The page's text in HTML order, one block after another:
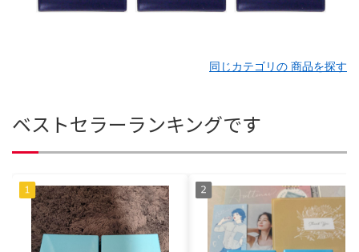
同じカテゴリの 商品を探す
ベストセラーランキングです